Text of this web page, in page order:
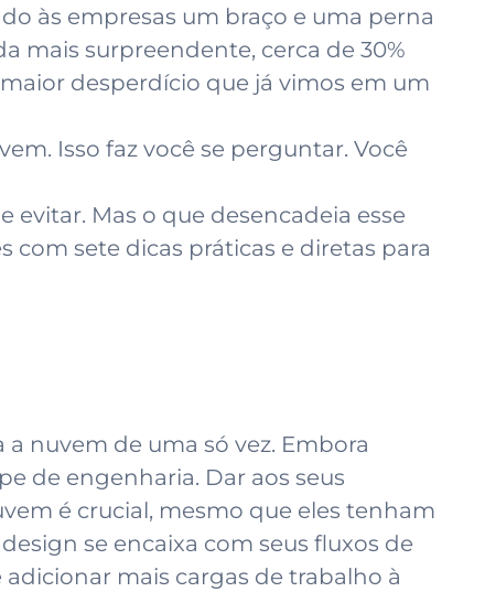
às empresas um braço e uma perna
mais surpreendente, cerca de 30%
desperdício que já vimos em um
Isso faz você se perguntar. Você
Mas o que desencadeia esse
com sete dicas práticas e diretas para
nuvem de uma só vez. Embora
de engenharia. Dar aos seus
é crucial, mesmo que eles tenham
se encaixa com seus fluxos de
mais cargas de trabalho à